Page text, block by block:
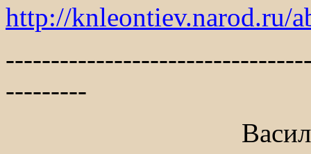
http://knleontiev.narod.ru/
---------